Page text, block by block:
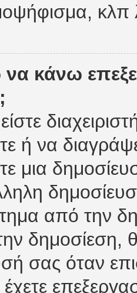
κλπ
κάνω
ή να
μια
από την
δημοσίεση,
σας όταν